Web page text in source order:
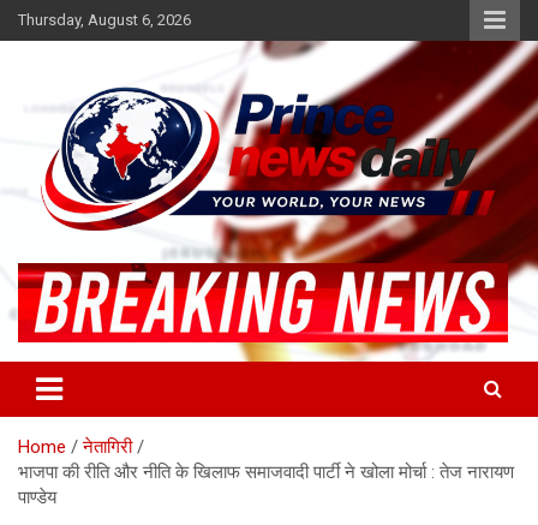
Skip
to
Thursday, August 6, 2026
Princenews Daily
Home
नेतागिरी
भाजपा की रीति और नीति के खिलाफ समाजवादी पार्टी ने खोला मोर्चा : तेज नारायण
पाण्डेय